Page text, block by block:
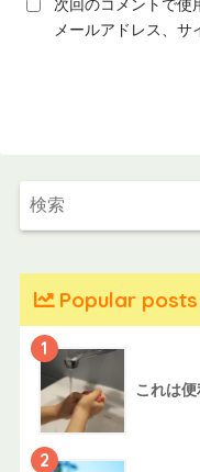
次回のコメントで使
メールアドレス、サ
Popular posts
1
これは
2